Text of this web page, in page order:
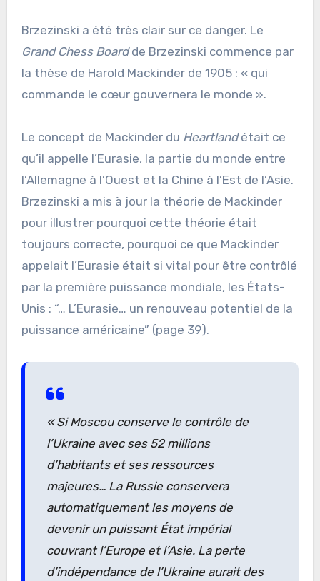
Brzezinski a été très clair sur ce danger. Le
Grand Chess Boardde Brzezinski commence par
la thèse de Harold Mackinder de 1905 : « qui
commande le cœur gouvernera le monde ».
Le concept de Mackinder du Heartlandétait ce
qu’il appelle l’Eurasie, la partie du monde entre
l’Allemagne à l’Ouest et la Chine à l’Est de l’Asie.
Brzezinski a mis à jour la théorie de Mackinder
pour illustrer pourquoi cette théorie était
toujours correcte, pourquoi ce que Mackinder
appelait l’Eurasie était si vital pour être contrôlé
par la première puissance mondiale, les États-
Unis : “… L’Eurasie… un renouveau potentiel de la
puissance américaine” (page 39).
« Si Moscou conserve le contrôle de
l’Ukraine avec ses 52 millions
d’habitants et ses ressources
majeures… La Russie conservera
automatiquement les moyens de
devenir un puissant État impérial
couvrant l’Europe et l’Asie. La perte
d’indépendance de l’Ukraine aurait des